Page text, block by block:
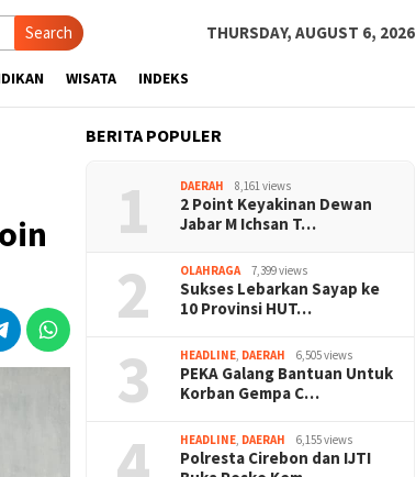
Search THURSDAY, AUGUST 6, 2026
WISATA INDEKS
BERITA POPULER
1 DAERAH 8,161 views
2 Point Keyakinan Dewan
Jabar M Ichsan T…
2 OLAHRAGA 7,399 views
Sukses Lebarkan Sayap ke
10 Provinsi HUT…
3 HEADLINE, DAERAH 6,505 views
PEKA Galang Bantuan Untuk
Korban Gempa C…
HEADLINE, DAERAH 6,155 views
Polresta Cirebon dan IJTI